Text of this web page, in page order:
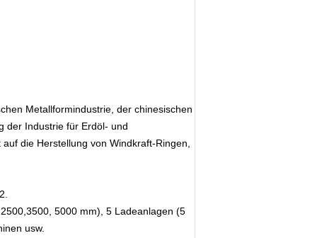
Metallformindustrie, der chinesischen
der Industrie für Erdöl- und
die Herstellung von Windkraft-Ringen,
5000 mm), 5 Ladeanlagen (5
usw.